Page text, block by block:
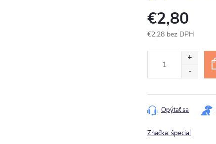
€2,80
€2,28 bez DPH
Opýtať sa
Značka:špecial